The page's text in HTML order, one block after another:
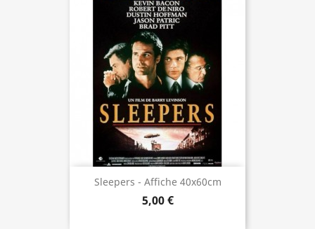
Sleepers - Affiche 40x60cm
5,00 €